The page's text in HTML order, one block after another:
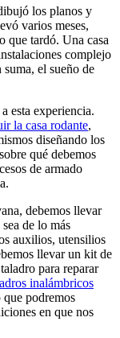
los planos y
varios meses,
que tardó. Una casa
complejo
el sueño de
esta experiencia.
la casa rodante,
diseñando los
qué debemos
de armado
debemos llevar
de lo más
auxilios, utensilios
llevar un kit de
para reparar
inalámbricos
que podremos
en que nos